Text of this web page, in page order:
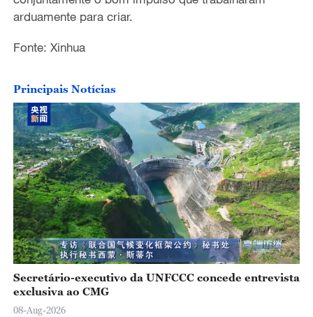
arduamente para criar.
Fonte: Xinhua
Principais Notícias
Secretário-executivo da UNFCCC concede entrevista
exclusiva ao CMG
08-Aug-2026